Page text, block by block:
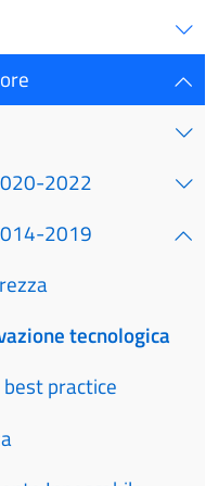
2022
2019
tecnologica
practice